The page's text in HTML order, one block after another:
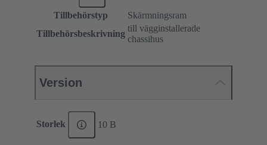
Tillbehörstyp
Skärmningsram
Tillbehörsbeskrivning
till vägginstallerade
chassihus
Version
Storlek 10 B